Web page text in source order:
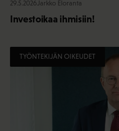
29.5.2026 Jarkko Eloranta
Investoikaa ihmisiin!
TYÖNTEKIJÄN OIKEUDET